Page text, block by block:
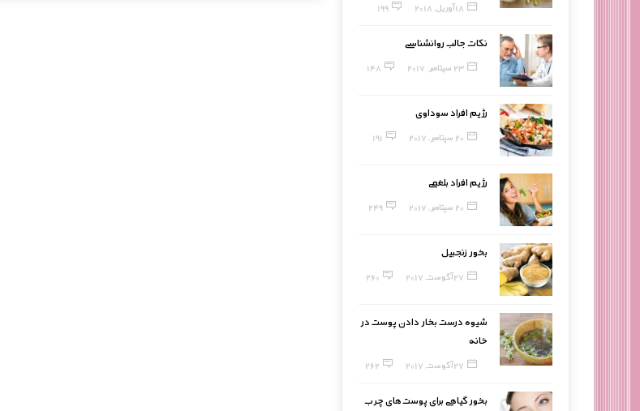
18 آوریل, 2018 199
نکات جالب روانشناسی
23 سپتامبر, 2017 148
رژیم افراد سوداوی
20 سپتامبر, 2017 191
رژیم افراد بلغمی
20 سپتامبر, 2017 249
بخور زنجبیل
27 آگوست, 2017 260
شیوه درست بخار دادن پوست در
خانه
27 آگوست, 2017 262
بخور گیاهی برای پوست‌های چرب